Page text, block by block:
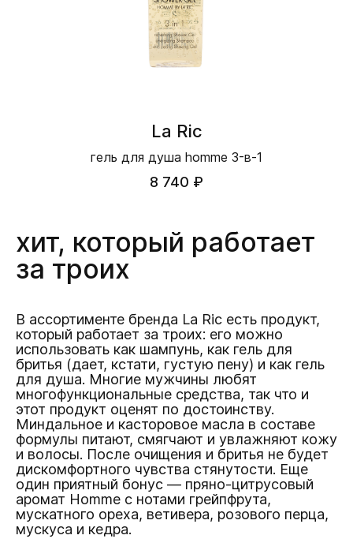
La Ric
гель для душа homme 3-в-1
8 740 ₽
хит, который работает
за троих
В ассортименте бренда La Ric есть продукт,
который работает за троих: его можно
использовать как шампунь, как гель для
бритья (дает, кстати, густую пену) и как гель
для душа. Многие мужчины любят
многофункциональные средства, так что и
этот продукт оценят по достоинству.
Миндальное и касторовое масла в составе
формулы питают, смягчают и увлажняют кожу
и волосы. После очищения и бритья не будет
дискомфортного чувства стянутости. Еще
один приятный бонус — пряно-цитрусовый
аромат Homme с нотами грейпфрута,
мускатного ореха, ветивера, розового перца,
мускуса и кедра.